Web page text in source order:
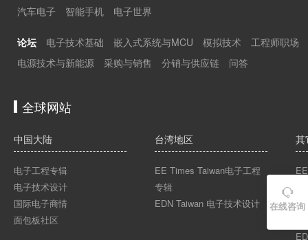
汽车电子
智能手机 电子世界
论坛 电子技术基础 嵌入式系统与MCU 模拟技术
工程师职场
电源技术与新能源
采购与销售 分销与供应链 问答
全球网站
中国大陆
电子工程专辑
电子技术设计
国际电子商情
面包板社区
台湾地区
EE Times Taiwan电子工程
专辑
EDN Taiwan 电子技术设计
其

在线咨询